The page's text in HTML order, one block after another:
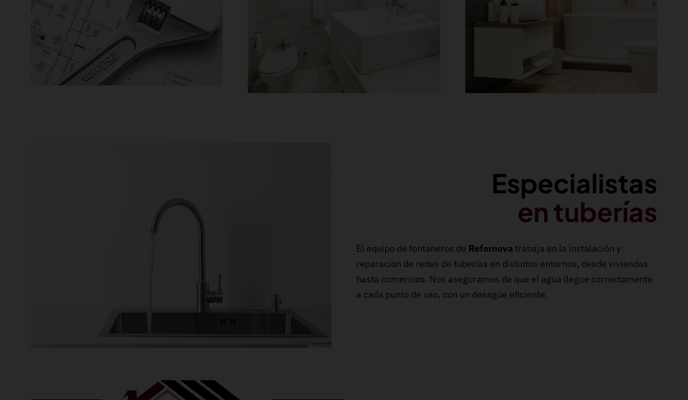
Especialistas
en tuberías
El equipo de fontaneros de Refornova trabaja en la instalación y
reparación de redes de tuberías en distintos entornos, desde viviendas
hasta comercios. Nos aseguramos de que el agua llegue correctamente
a cada punto de uso, con un desagüe eficiente.